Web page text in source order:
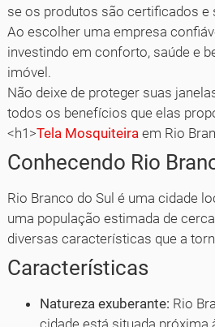
se os produtos são certificados e
Ao escolher uma empresa
investindo em conforto, saúde e
imóvel.
Não deixe de proteger suas
todos os benefícios que elas
<h1>Tela Mosquiteira em Rio
Conhecendo Rio
Rio Branco do Sul é uma cidade
uma população estimada de
diversas características que a
Características
Natureza exuberante: Rio
cidade está situada próxima